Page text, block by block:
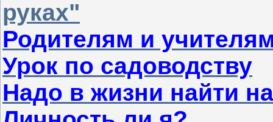
руках"
Родителям и
Урок по садоводству
Надо в жизни найти